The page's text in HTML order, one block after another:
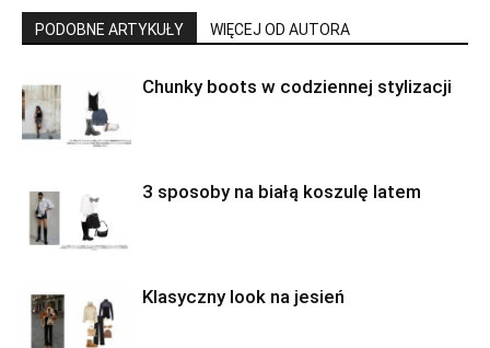
PODOBNE ARTYKUŁY WIĘCEJ OD AUTORA
Chunky boots w codziennej stylizacji
3 sposoby na białą koszulę latem
Klasyczny look na jesień